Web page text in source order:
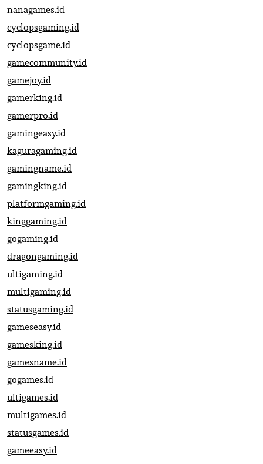
nanagames.id
cyclopsgaming.id
cyclopsgame.id
gamecommunity.id
gamejoy.id
gamerking.id
gamerpro.id
gamingeasy.id
kaguragaming.id
gamingname.id
gamingking.id
platformgaming.id
kinggaming.id
gogaming.id
dragongaming.id
ultigaming.id
multigaming.id
statusgaming.id
gameseasy.id
gamesking.id
gamesname.id
gogames.id
ultigames.id
multigames.id
statusgames.id
gameeasy.id